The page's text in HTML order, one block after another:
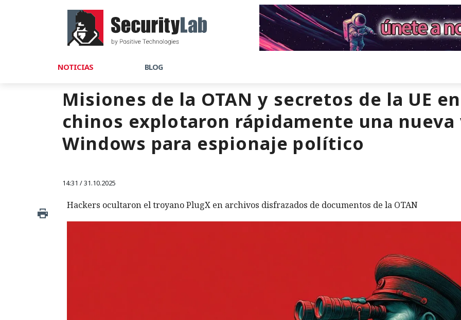
NOTICIAS BLOG
Misiones de la OTAN y secretos de la UE
chinos explotaron rápidamente una
Windows para espionaje político
14:31 / 31.10.2025
Hackers ocultaron el troyano PlugX en archivos disfrazados de documentos de la OTAN